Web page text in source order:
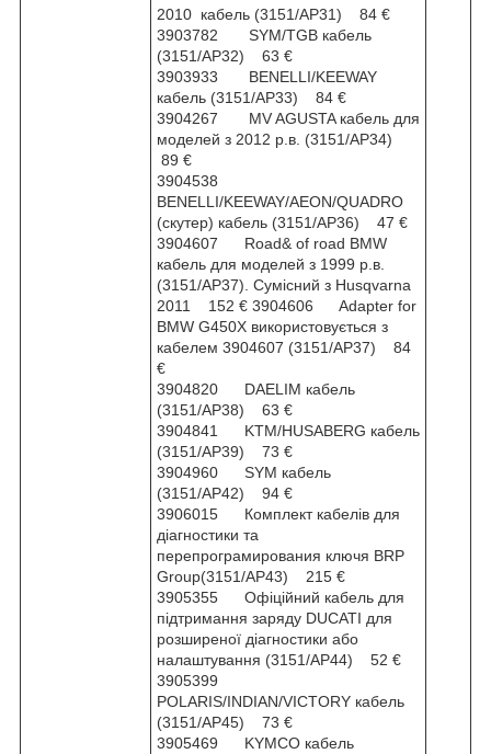
2010 кабель (3151/AP31) 84 €
3903782 SYM/TGB кабель
(3151/AP32) 63 €
3903933 BENELLI/KEEWAY
кабель (3151/AP33) 84 €
3904267 MV AGUSTA кабель для
моделей з 2012 р.в. (3151/AP34)
89 €
3904538
BENELLI/KEEWAY/AEON/QUADRO
(скутер) кабель (3151/AP36) 47 €
3904607 Road& of road BMW
кабель для моделей з 1999 р.в.
(3151/AP37). Сумісний з Husqvarna
2011 152 € 3904606 Adapter for
BMW G450X використовується з
кабелем 3904607 (3151/AP37) 84
€
3904820 DAELIM кабель
(3151/AP38) 63 €
3904841 KTM/HUSABERG кабель
(3151/AP39) 73 €
3904960 SYM кабель
(3151/AP42) 94 €
3906015 Комплект кабелів для
діагностики та
перепрограмирования ключя BRP
Group(3151/AP43) 215 €
3905355 Офіційний кабель для
підтримання заряду DUCATI для
розширеної діагностики або
налаштування (3151/AP44) 52 €
3905399
POLARIS/INDIAN/VICTORY кабель
(3151/AP45) 73 €
3905469 KYMCO кабель